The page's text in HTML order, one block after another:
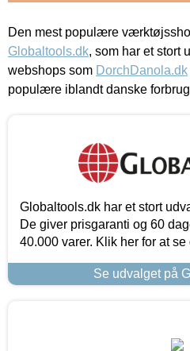
Den mest populære
Globaltools.dk, som har et stort
webshops som DorchDanola.dk
populære iblandt danske
Globaltools.dk har et stort
De giver prisgaranti og 60
40.000 varer. Klik her for at
Se udvalget på